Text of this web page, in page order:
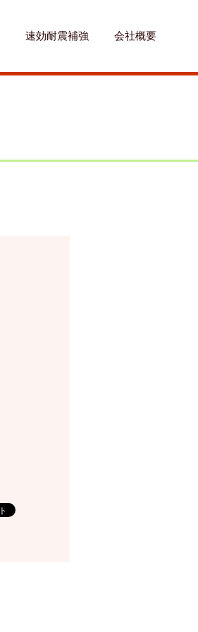
速効耐震補強 会社概要